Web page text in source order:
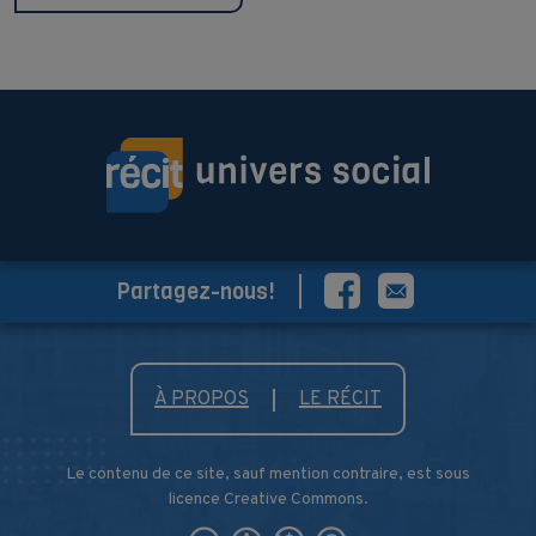
À PROPOS LE RÉCIT
Le contenu de ce site, sauf mention contraire, est sous
licence Creative Commons.
Partagez-nous!